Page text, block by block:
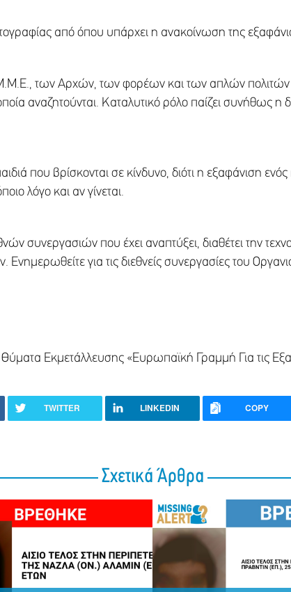
από όπου υπάρχει η ανακοίνωση της
των Αρχών, των φορέων και των απλών πολιτών
αναζητούνται. Καταλυτικό ρόλο παίζει
που βρίσκονται σε κίνδυνο, διότι η εξαφάνιση
λόγο και αν γίνεται.
συνεργασιών που έχει αναπτύξει, διαθέτει την
Ενημερωθείτε για τις διεθνείς συνεργασίες του
Θύματα Εκμετάλλευσης «Ευρωπαϊκή Γραμμή Για τις
TWITTER LINKEDIN COPY
Σχετικά Άρθρα